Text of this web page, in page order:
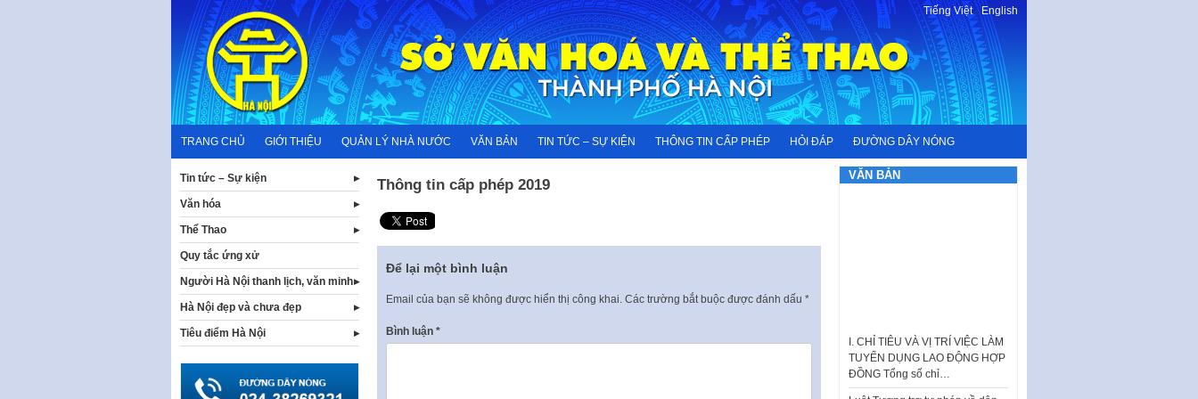
content
Tiếng Việt-English
TRANG CHỦ GIỚI THIỆU QUẢN LÝ NHÀ NƯỚC VĂN BẢN TIN TỨC – SỰ KIỆN THÔNG TIN CẤP PHÉP HỎI ĐÁP ĐƯỜNG DÂY NÓNG
Thông tin cấp phép 2019
Để lại một bình luận
Email của bạn sẽ không được hiển thị công khai. Các trường bắt buộc được đánh dấu *
Bình luận *
Tin tức – Sự kiện
Văn hóa
Thể Thao
Quy tắc ứng xử
Người Hà Nội thanh lịch, văn minh
Hà Nội đẹp và chưa đẹp
Tiêu điểm Hà Nội
VĂN BẢN
TUYỂN DỤNG LAO ĐỘNG HỢP
ĐỒNG Tổng số chỉ…
Luật Tương trợ tư pháp về dân